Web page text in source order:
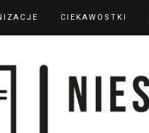
CIEKAWOSTKI